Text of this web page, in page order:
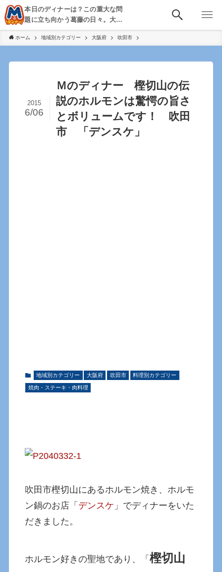
本日のディナーは？この重大な問
題に立ち向かう葛藤の日々。大
阪・京都・神戸を中心とした食べ
歩き、飲み歩きを綴る。
ホーム 地域別カテゴリー 大阪府 吹田市
Ｍのディナー 樫切山の伝
説のホルモンは驚愕の旨さ
とボリュームです！ 吹田
市 「デンスケ」
2015
6/06
地域別カテゴリー 大阪府 吹田市 料理別カテゴリー
焼肉・ステーキ・肉料理
吹田市樫切山にあるホルモン焼き、ホルモ
ン鍋のお店「 デンスケ 」でディナーをいた
だきました。
ホルモン好きの聖地であり、「樫切山